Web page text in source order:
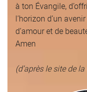
à ton Évangile,
l’horizon d’un
d’amour et de
Amen
(d’après le site de la